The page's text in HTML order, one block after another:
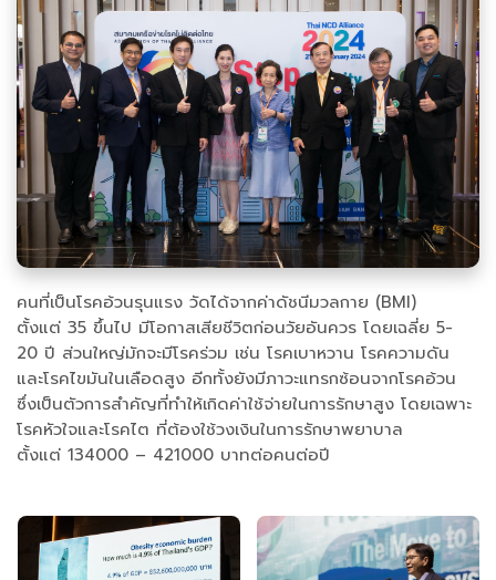
คนที่เป็นโรคอ้วนรุนแรง วัดได้จากค่าดัชนีมวลกาย (BMI)
ตั้งแต่ 35 ขึ้นไป มีโอกาสเสียชีวิตก่อนวัยอันควร โดยเฉลี่ย 5-
20 ปี ส่วนใหญ่มักจะมีโรคร่วม เช่น โรคเบาหวาน โรคความดัน
และโรคไขมันในเลือดสูง อีกทั้งยังมีภาวะแทรกซ้อนจากโรคอ้วน
ซึ่งเป็นตัวการสำคัญที่ทำให้เกิดค่าใช้จ่ายในการรักษาสูง โดยเฉพาะ
โรคหัวใจและโรคไต ที่ต้องใช้วงเงินในการรักษาพยาบาล
ตั้งแต่ 134000 – 421000 บาทต่อคนต่อปี